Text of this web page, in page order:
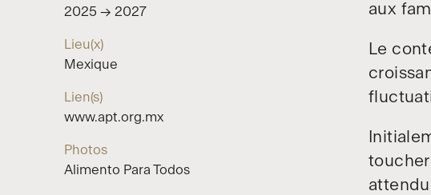
2025 → 2027
Lieu(x)
Mexique
Lien(s)
www.apt.org.mx
Photos
Alimento Para Todos
aux
Le